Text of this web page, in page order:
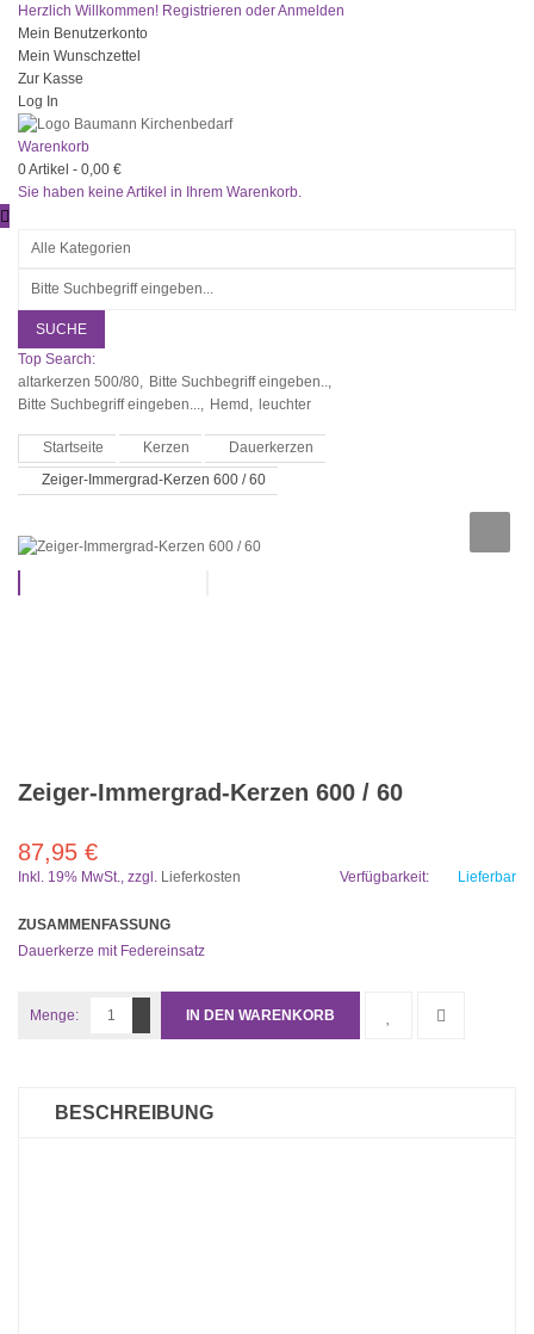
Herzlich Willkommen! Registrieren oderAnmelden
Mein Benutzerkonto
Mein Wunschzettel
Zur Kasse
Log In
Warenkorb
0Artikel - 0,00 €
Sie haben keine Artikel in Ihrem Warenkorb.
SUCHE
Top Search:
altarkerzen 500/80, Bitte Suchbegriff eingeben..,
Bitte Suchbegriff eingeben..., Hemd, leuchter
Startseite Kerzen
Dauerkerzen
Zeiger-Immergrad-Kerzen 600 / 60
Zeiger-Immergrad-Kerzen 600 / 60
87,95 €
Inkl. 19% MwSt. zzgl. Lieferkosten Verfügbarkeit: Lieferbar
ZUSAMMENFASSUNG
Dauerkerze mit Federeinsatz
Menge: IN DEN WARENKORB
BESCHREIBUNG